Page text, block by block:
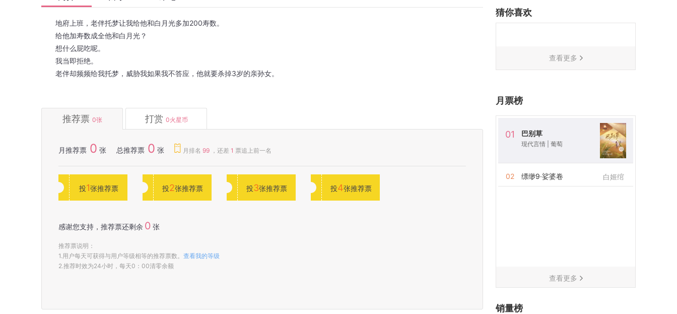
地府上班，老伴托梦让我给他和白月光多加200寿数。
给他加寿数成全他和白月光？
想什么屁吃呢。
我当即拒绝。
老伴却频频给我托梦，威胁我如果我不答应，他就要杀掉3岁的亲孙女。
推荐票 0张 打赏 0火星币
月推荐票 0 张 总推荐票 0 张 月排名 99 ，还差 1 票追上前一名
投1张推荐票 投2张推荐票 投3张推荐票 投4张推荐票
感谢您支持，推荐票还剩余 0 张
推荐票说明：
1.用户每天可获得与用户等级相等的推荐票数。 查看我的等级
2.推荐时效为24小时，每天0：00清零余额
猜你喜欢
查看更多
月票榜
01 巴别草
现代言情 葡萄
02 缥缈9·娑婆卷 白姬绾
查看更多
销量榜